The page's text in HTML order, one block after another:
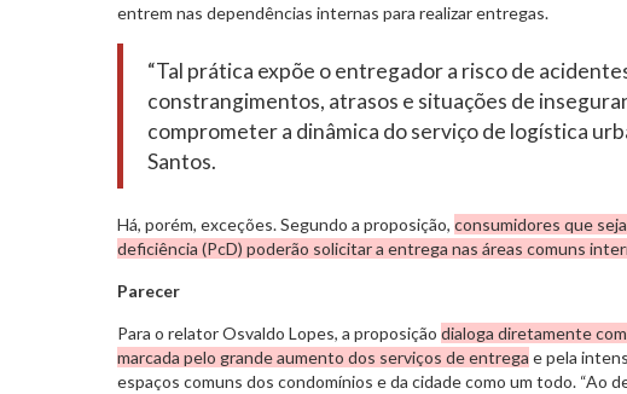
entrem nas dependências internas para realizar entregas.
“Tal prática expõe o entregador a risco de
constrangimentos, atrasos e situações de
comprometer a dinâmica do serviço de logística
Santos.
Há, porém, exceções. Segundo a proposição, consumidores que
deficiência (PcD) poderão solicitar a entrega nas áreas comuns
Parecer
Para o relator Osvaldo Lopes, a proposição dialoga diretamente
marcada pelo grande aumento dos serviços de entrega e pela
espaços comuns dos condomínios e da cidade como um todo. “Ao